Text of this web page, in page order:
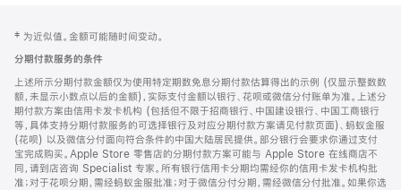
页
页
脚
注
‡ 为近似值。金额可能随时间变动。
分期付款服务的条件
上述所示分期付款金额仅为使用特定期数免息分期付款估算得出的示例 (仅显示整数数
额，未显示小数点以后的金额)，实际支付金额以银行、花呗或微信分付账单为准。上述分
期付款方案由信用卡发卡机构 (包括但不限于招商银行、中国建设银行、中国工商银行
等，具体支持分期付款服务的可选择银行及对应分期付款方案请见付款页面)、蚂蚁金服
(花呗) 以及微信分付面向符合条件的中国大陆居民提供。部分银行会要求你通过支付
宝完成购买。Apple Store 零售店的分期付款方案可能与 Apple Store 在线商店不
同，请到店咨询 Specialist 专家。所有银行信用卡分期均需经你的信用卡发卡机构批
准；对于花呗分期，需经蚂蚁金服批准；对于微信分付分期，需经微信分付批准。如果你选